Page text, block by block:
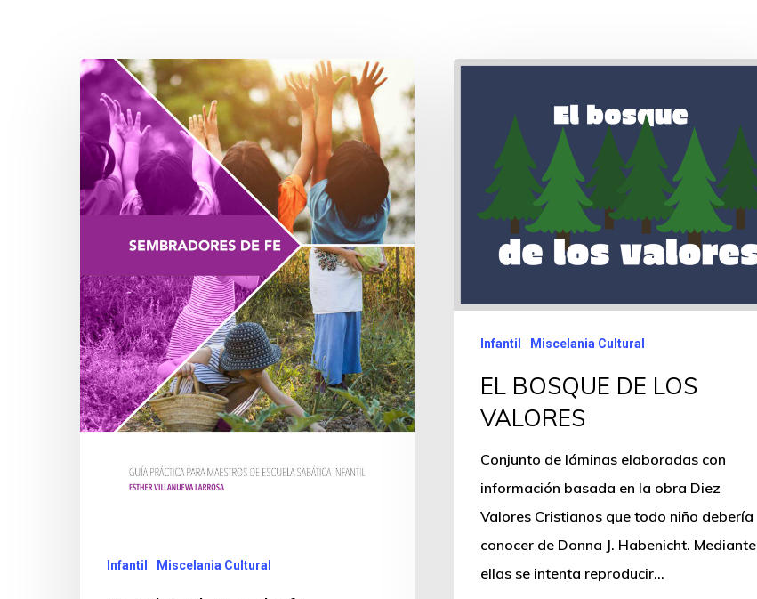
Infantil Miscelania Cultural
Infantil Miscelania Cultural
EL BOSQUE DE LOS
VALORES
Conjunto de láminas elaboradas con
información basada en la obra Diez
Valores Cristianos que todo niño debería
conocer de Donna J. Habenicht. Mediante
ellas se intenta reproducir…